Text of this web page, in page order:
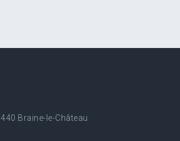
Braine-le-Château